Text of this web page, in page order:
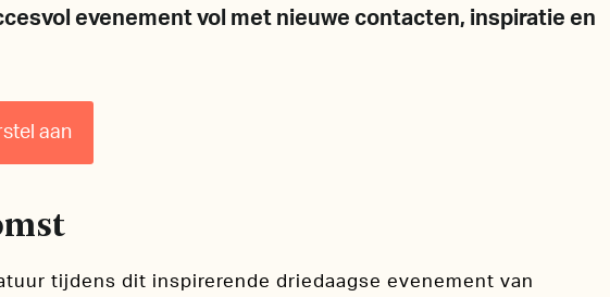
evenement vol met nieuwe contacten, inspiratie en
aan
tijdens dit inspirerende driedaagse evenement van